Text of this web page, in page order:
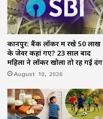
कानपुर: बैंक लॉकर में रखे 50 लाख
के जेवर कहां गए? 23 साल बाद
महिला ने लॉकर खोला तो रह गई दंग
August 10, 2026